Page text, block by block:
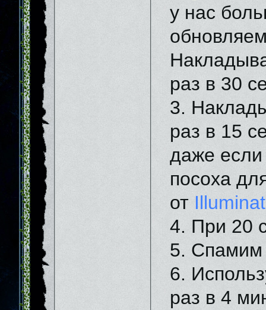
у нас
раз в 30
3.
раз в 15
даже
посоха
от
4. При 20
5. Спамим
6.
раз в 4